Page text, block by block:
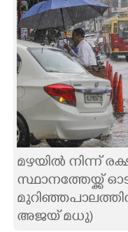
INFO+
ASTRO
CARTOONS
LITERATURE
മഴയിൽ നിന്ന്
സ്ഥാനത്തേയ്ക്ക്
അജയ് മധു)